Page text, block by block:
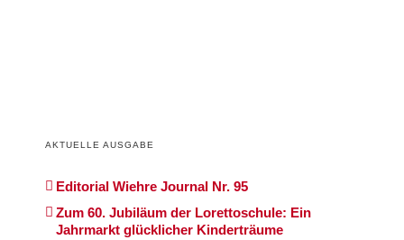
AKTUELLE AUSGABE
Editorial Wiehre Journal Nr. 95
Zum 60. Jubiläum der Lorettoschule: Ein
Jahrmarkt glücklicher Kinderträume